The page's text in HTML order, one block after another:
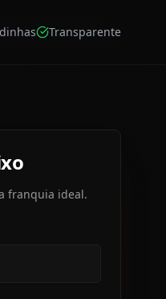
Transparente
franquia ideal.